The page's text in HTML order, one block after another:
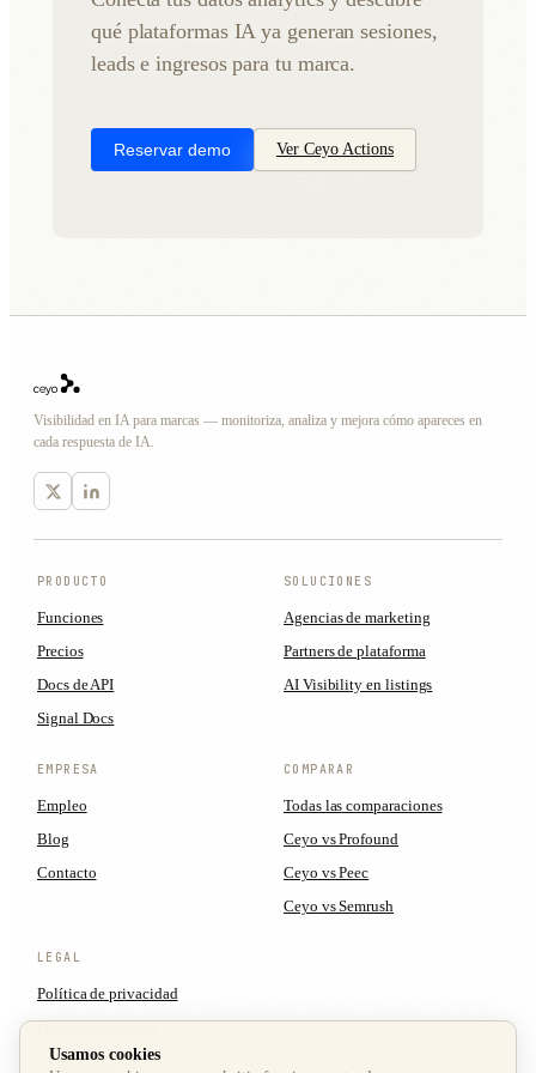
qué plataformas IA ya generan sesiones,
leads e ingresos para tu marca.
Reservar demo Ver Ceyo Actions
Visibilidad en IA para marcas — monitoriza, analiza y mejora cómo apareces en
cada respuesta de IA.
PRODUCTO
Funciones
Precios
Docs de API
Signal Docs
SOLUCIONES
Agencias de marketing
Partners de plataforma
AI Visibility en listings
EMPRESA
Empleo
Blog
Contacto
COMPARAR
Todas las comparaciones
Ceyo vs Profound
Ceyo vs Peec
Ceyo vs Semrush
LEGAL
Política de privacidad
Política de cookies
Términos del servicio
Usamos cookies